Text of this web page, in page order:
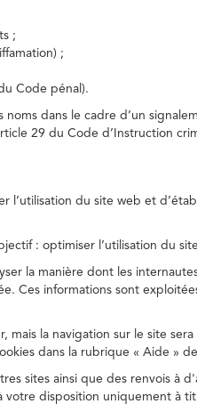
;
;
Code pénal).
dans le cadre d’un
29 du Code d’Instruction
l’utilisation du site web et
: optimiser l’utilisation du
la manière dont les
Ces informations sont
mais la navigation sur le site
dans la rubrique « Aide »
sites ainsi que des renvois à
votre disposition uniquement à